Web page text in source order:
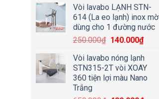
Vòi lavabo LẠNH STN-
614 (La eo lạnh) inox mờ
dùng cho 1 đường nước
250.000₫ 140.000₫
Vòi lavabo nóng lạnh
STN315-2T vòi XOAY
360 tiện lợi màu Nano
Trắng